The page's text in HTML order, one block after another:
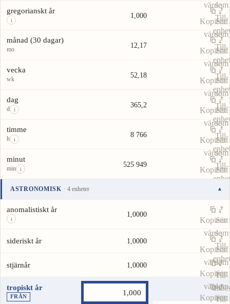
värdesom
Till-
enhet
gregorianskt år
i
1,000
Kopiera
värde
Sätt
som
Till-
enhet
månad (30 dagar)
mo 12,17
Kopiera
värde
Sätt
som
Till-
enhet
vecka
wk 52,18
Kopiera
värde
Sätt
som
Till-
enhet
dag
d i
365,2
Kopiera
värde
Sätt
som
Till-
enhet
timme
h i
8 766
Kopiera
värde
Sätt
som
Till-
enhet
minut
min i
525 949
Kopiera
Sätt
enhet
ASTRONOMISK · 4 enheter ▾
Värde Åtgärder
anomalistiskt år
i
1,0000
Kopiera
värde
Sätt
som
Till-
enhet
sideriskt år 1,0000
Kopiera
värde
Sätt
som
Till-
enhet
stjärnår 1,0000
Kopiera
värde
Sätt
som
Till-
tropiskt år
FRÅN
Kopiera
Sätt